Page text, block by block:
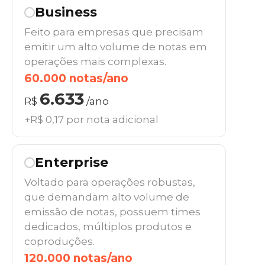
Business
Feito para empresas que precisam
emitir um alto volume de notas em
operações mais complexas.
60.000 notas/ano
R$ 6.633 /ano
+R$ 0,17 por nota adicional
Enterprise
Voltado para operações robustas,
que demandam alto volume de
emissão de notas, possuem times
dedicados, múltiplos produtos e
coproduções.
120.000 notas/ano